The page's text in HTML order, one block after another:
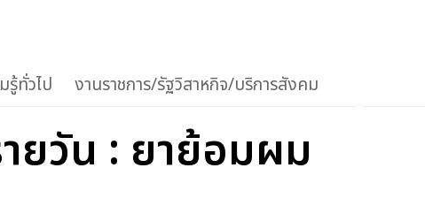
รู้ทั่วไป งานราชการ/รัฐวิสาหกิจ/บริการสังคม
ยวัน : ยาย้อมผม